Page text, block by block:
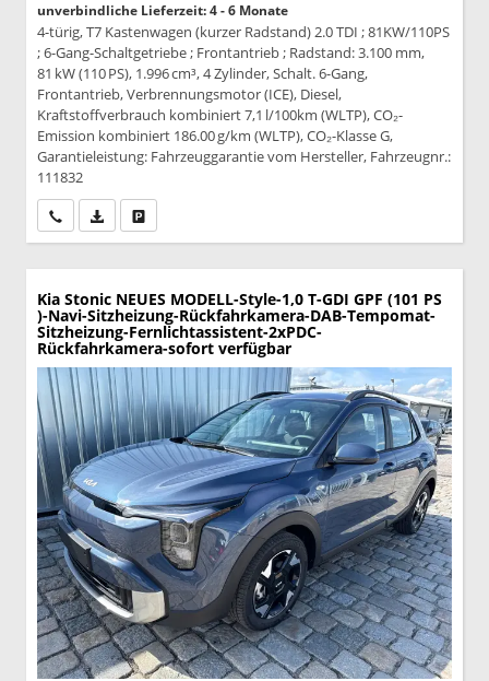
unverbindliche Lieferzeit: 4 - 6 Monate
4-türig, T7 Kastenwagen (kurzer Radstand) 2.0 TDI ; 81KW/110PS
; 6-Gang-Schaltgetriebe ; Frontantrieb ; Radstand: 3.100 mm,
81 kW (110 PS), 1.996 cm³, 4 Zylinder, Schalt. 6-Gang,
Frontantrieb, Verbrennungsmotor (ICE), Diesel,
Kraftstoffverbrauch kombiniert 7,1 l/100km (WLTP), CO₂-
Emission kombiniert 186.00 g/km (WLTP), CO₂-Klasse G,
Garantieleistung: Fahrzeuggarantie vom Hersteller, Fahrzeugnr.:
111832
Wir rufen Sie anPDF-Datei, Fahrzeugexposé drucken
Kia Stonic NEUES MODELL-Style-1,0 T-GDI GPF (101 PS
)-Navi-Sitzheizung-Rückfahrkamera-DAB-Tempomat-
Sitzheizung-Fernlichtassistent-2xPDC-
Rückfahrkamera-sofort verfügbar